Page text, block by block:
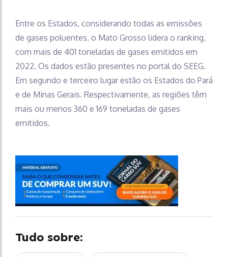
Entre os Estados, considerando todas as emissões
de gases poluentes, o Mato Grosso lidera o ranking,
com mais de 401 toneladas de gases emitidos em
2022. Os dados estão presentes no portal do SEEG.
Em segundo e terceiro lugar estão os Estados do Pará
e de Minas Gerais. Respectivamente, as regiões têm
mais ou menos 360 e 169 toneladas de gases
emitidos.
Tudo sobre: